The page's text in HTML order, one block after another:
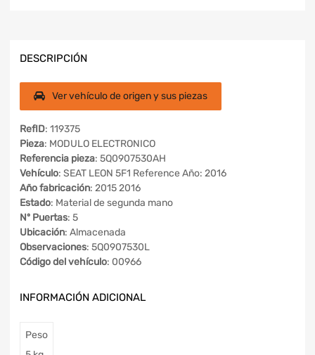
DESCRIPCIÓN
Ver vehículo de origen y sus piezas
RefID: 119375
Pieza: MODULO ELECTRONICO
Referencia pieza: 5Q0907530AH
Vehículo: SEAT LEON 5F1 Reference Año: 2016
Año fabricación: 2015 2016
Estado: Material de segunda mano
Nº Puertas: 5
Ubicación: Almacenada
Observaciones: 5Q0907530L
Código del vehículo: 00966
INFORMACIÓN ADICIONAL
Peso